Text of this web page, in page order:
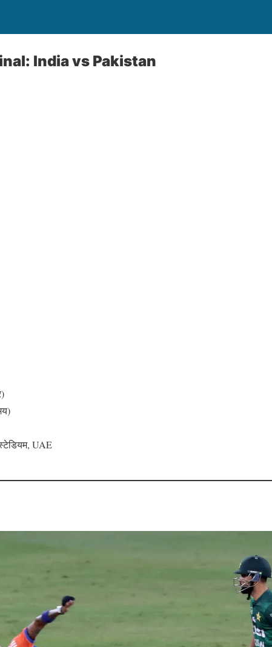
India vs Pakistan
UAE